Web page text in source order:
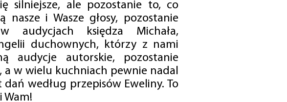
silniejsze, ale pozostanie to, co
nasze i Wasze głosy, pozostanie
audycjach księdza Michała,
duchownych, którzy z nami
audycje autorskie, pozostanie
w wielu kuchniach pewnie nadal
według przepisów Eweliny. To
Wam!